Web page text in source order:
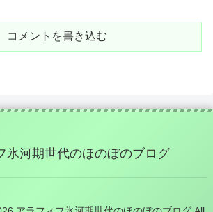
コメントを書き込む
氷河期世代のほのぼのブログ